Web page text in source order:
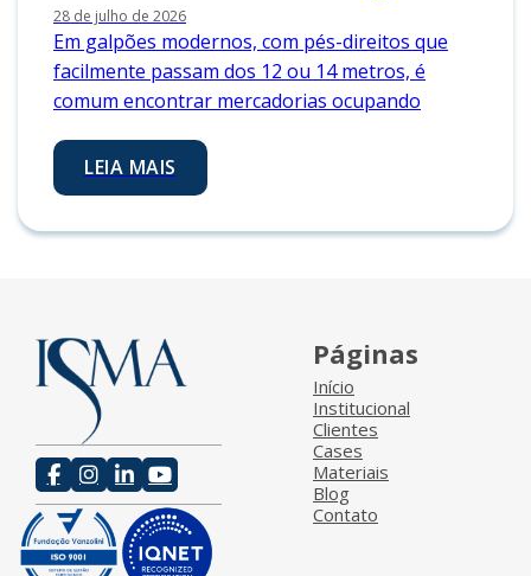
28 de julho de 2026
Em galpões modernos, com pés-direitos que
facilmente passam dos 12 ou 14 metros, é
comum encontrar mercadorias ocupando
LEIA MAIS
Páginas
Início
Institucional
Clientes
Cases
Materiais
Blog
Contato